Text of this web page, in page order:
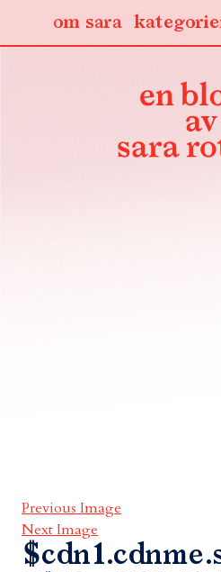
om sara
Previous Image
Next Image